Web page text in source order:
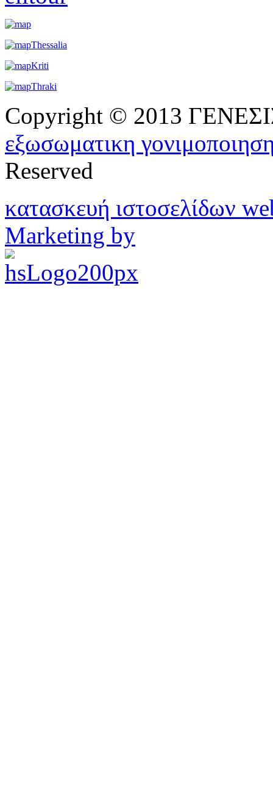
Copyright © 2013
εξωσωματικη
Reserved
κατασκευή ιστοσελίδων
Marketing by